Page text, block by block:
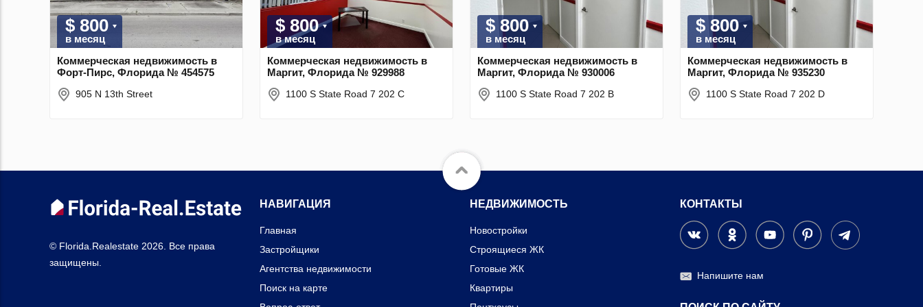
$ 800
в месяц
Коммерческая недвижимость в
Форт-Пирс, Флорида № 454575
905 N 13th Street
$ 800
в месяц
Коммерческая недвижимость в
Маргит, Флорида № 929988
1100 S State Road 7 202 C
$ 800
в месяц
Коммерческая недвижимость в
Маргит, Флорида № 930006
1100 S State Road 7 202 B
$ 800
в месяц
Коммерческая недвижимость в
Маргит, Флорида № 935230
1100 S State Road 7 202 D
© Florida.Realestate 2026. Все права
защищены.
НАВИГАЦИЯ
Главная
Застройщики
Агентства недвижимости
Поиск на карте
НЕДВИЖИМОСТЬ
Новостройки
Строящиеся ЖК
Готовые ЖК
Квартиры
КОНТАКТЫ
Напишите нам